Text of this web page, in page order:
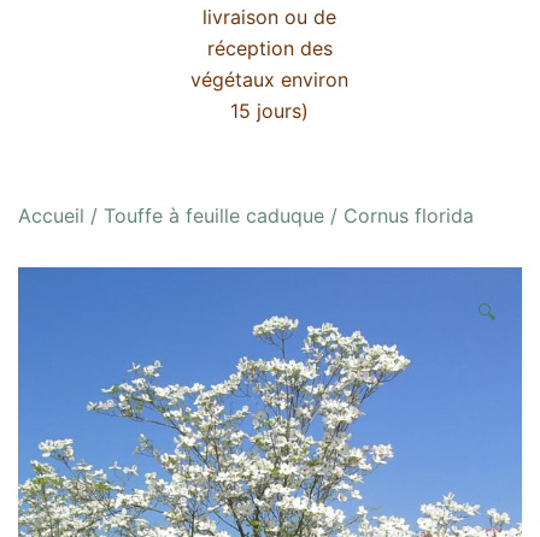
livraison ou de
réception des
végétaux environ
15 jours)
Accueil / Touffe à feuille caduque / Cornus florida
🔍